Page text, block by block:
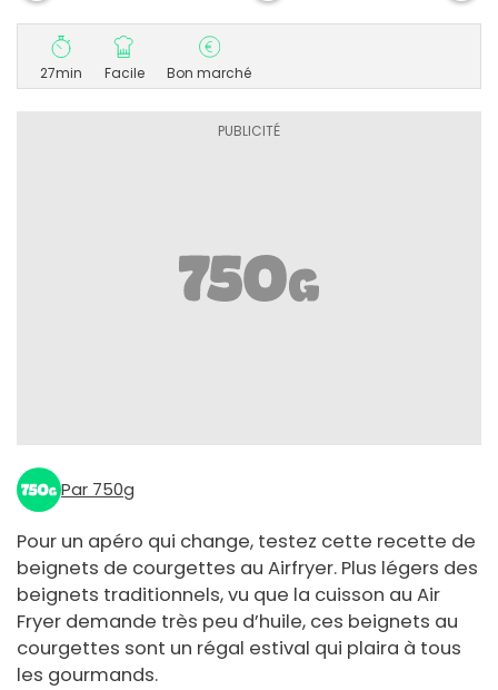
27min Facile Bon marché
Par 750g
Pour un apéro qui change, testez cette recette de
beignets de courgettes au Airfryer. Plus légers des
beignets traditionnels, vu que la cuisson au Air
Fryer demande très peu d’huile, ces beignets au
courgettes sont un régal estival qui plaira à tous
les gourmands.